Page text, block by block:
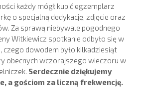
każdy mógł kupić egzemplarz
o specjalną dedykację, zdjęcie oraz
Za sprawą niebywale pogodnego
Witkiewicz spotkanie odbyło się w
czego dowodem było kilkadziesiąt
obecnych wczorajszego wieczoru w
Serdecznie dziękujemy
a gościom za liczną frekwencję.